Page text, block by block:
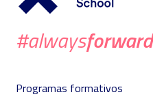
#alwaysforward
Programas formativos